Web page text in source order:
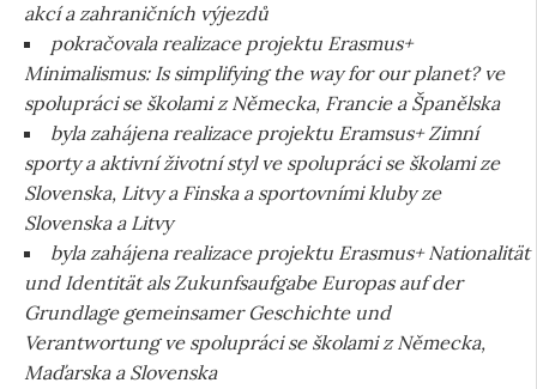
akcí a zahraničních výjezdů
pokračovala realizace projektu Erasmus+
Minimalismus: Is simplifying the way for our planet? ve
spolupráci se školami z Německa, Francie a Španělska
byla zahájena realizace projektu Eramsus+ Zimní
sporty a aktivní životní styl ve spolupráci se školami ze
Slovenska, Litvy a Finska a sportovními kluby ze
Slovenska a Litvy
byla zahájena realizace projektu Erasmus+ Nationalität
und Identität als Zukunfsaufgabe Europas auf der
Grundlage gemeinsamer Geschichte und
Verantwortung ve spolupráci se školami z Německa,
Maďarska a Slovenska